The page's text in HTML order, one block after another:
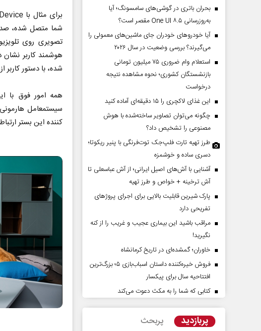
شما متصل شده،
تصویری روی
هوشمند کاربر
شده، با دستور
کننده این بستر
بحران باتری در گوشی‌های سامسونگ؛ آیا
به‌روزرسانی One UI ۸.۵ مقصر است؟
آیا خودروهای خودران جای ماشین‌های معمولی را
می‌گیرند؟ بررسی وضعیت در سال ۲۰۲۶
استعلام وام ضروری ۷۵ میلیون تومانی
بازنشستگان کشوری؛ نحوه مشاهده نتیجه
درخواست
این غذای لاکچری را ۱۵ دقیقه‌ای آماده کنید
چگونه می‌توان تصاویر ساخته‌شده با هوش
مصنوعی را تشخیص داد؟
طرز تهیه تارت فلپ‌جک توت‌فرنگی با پنیر ریکوتا؛
دسری ساده و خوشمزه
آشنایی با آش‌های اصیل ایرانی؛ از آش عباسعلی تا
آش ترخینه + خواص و طرز تهیه
پارک شیرین قابلیت‌ بالایی برای اجرای پروژهای
تفریحی دارد
مراقب باشید این بیماری عجیب و غریب را از کنه
نگیرید!
خاوران؛ گمشده‌ای در تاریخ کرمانشاه
فروش خیره‌کننده داستان اسباب‌بازی ۵؛ بزرگ‌ترین
افتتاحیه سال برای پیکسار
کتابی که شما را به مکث دعوت می‌کند
پربازدید پربحث
نماد مقاومت در برابر
- عضو کمیسیون اجتماعی
از باتلاق انرژی تا بن‌بست ترامپ
رضا سپهوند - سخنگوی کمیسیون انرژی مجلس